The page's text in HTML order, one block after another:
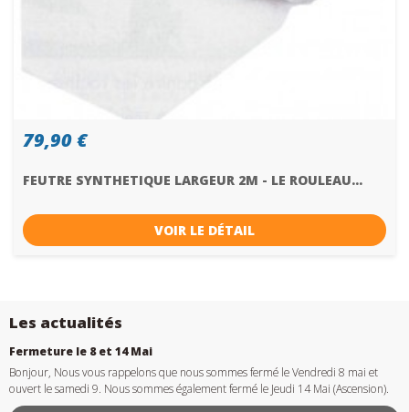
79,90 €
FEUTRE SYNTHETIQUE LARGEUR 2M - LE ROULEAU...
VOIR LE DÉTAIL
Les actualités
Fermeture le 8 et 14 Mai
Bonjour, Nous vous rappelons que nous sommes fermé le Vendredi 8 mai et
ouvert le samedi 9. Nous sommes également fermé le Jeudi 14 Mai (Ascension).